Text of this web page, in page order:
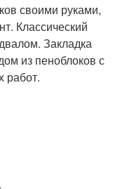
своими руками,
Классический
Закладка
из пеноблоков с
работ.